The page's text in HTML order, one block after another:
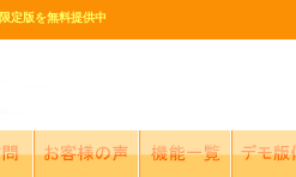
定版を無料提供中